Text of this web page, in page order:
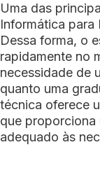
Uma das
Informática para
Dessa forma, o
rapidamente no
necessidade de
quanto uma
técnica oferece
que proporciona
adequado às